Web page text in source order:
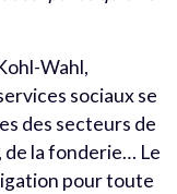
Wahl,
sociaux se
des secteurs de
de la fonderie… Le
pour toute